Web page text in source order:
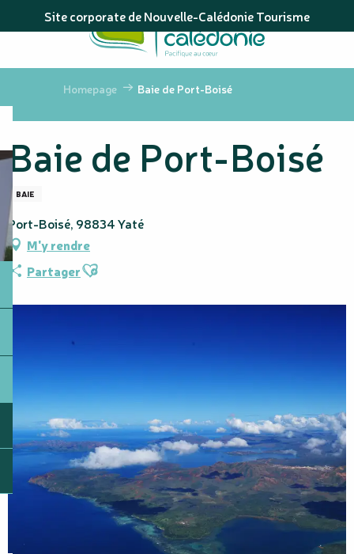
au
principal
Site corporate de Nouvelle-Calédonie Tourisme
Homepage Baie de Port-Boisé
Baie de Port-Boisé
BAIE
Port-Boisé, 98834 Yaté
M'y rendre
PartagerAjouter aux favoris